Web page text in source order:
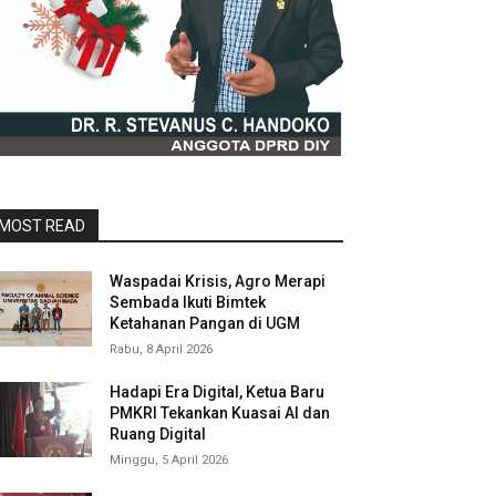
READ
Waspadai Krisis, Agro Merapi
Sembada Ikuti Bimtek
Ketahanan Pangan di UGM
Rabu, 8 April 2026
Hadapi Era Digital, Ketua Baru
PMKRI Tekankan Kuasai AI dan
Ruang Digital
Minggu, 5 April 2026